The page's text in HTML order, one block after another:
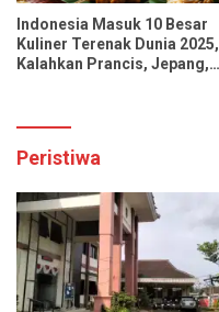
Indonesia Masuk 10 Besar
Kuliner Terenak Dunia 2025,
Kalahkan Prancis, Jepang,
Peristiwa